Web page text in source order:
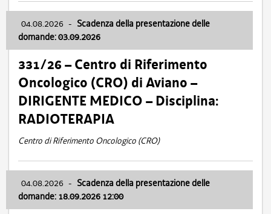
04.08.2026 - Scadenza della presentazione delle
domande: 03.09.2026
331/26 – Centro di Riferimento
Oncologico (CRO) di Aviano –
DIRIGENTE MEDICO – Disciplina:
RADIOTERAPIA
Centro di Riferimento Oncologico (CRO)
04.08.2026 - Scadenza della presentazione delle
domande: 18.09.2026 12:00